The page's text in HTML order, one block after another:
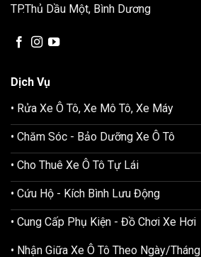
TP.Thủ Dầu Một, Bình Dương
Dịch Vụ
• Rửa Xe Ô Tô, Xe Mô Tô, Xe Máy
• Chăm Sóc - Bảo Dưỡng Xe Ô Tô
• Cho Thuê Xe Ô Tô Tự Lái
• Cứu Hộ - Kích Bình Lưu Động
• Cung Cấp Phụ Kiện - Đồ Chơi Xe Hơi
• Nhận Giữa Xe Ô Tô Theo Ngày/Tháng